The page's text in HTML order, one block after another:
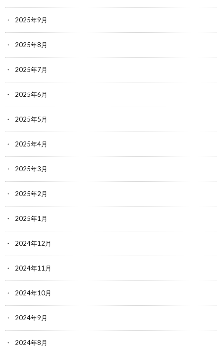
2025年9月
2025年8月
2025年7月
2025年6月
2025年5月
2025年4月
2025年3月
2025年2月
2025年1月
2024年12月
2024年11月
2024年10月
2024年9月
2024年8月